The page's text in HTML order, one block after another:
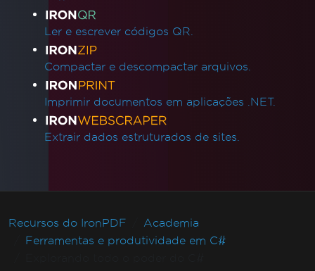
Ler e escrever códigos QR.
Compactar e descompactar arquivos.
Imprimir documentos em aplicações .NET.
Extrair dados estruturados de sites.
Recursos do IronPDF
Academia
Ferramentas e produtividade em C#